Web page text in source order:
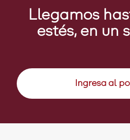
Llegamos
estés, en un
Ingresa al